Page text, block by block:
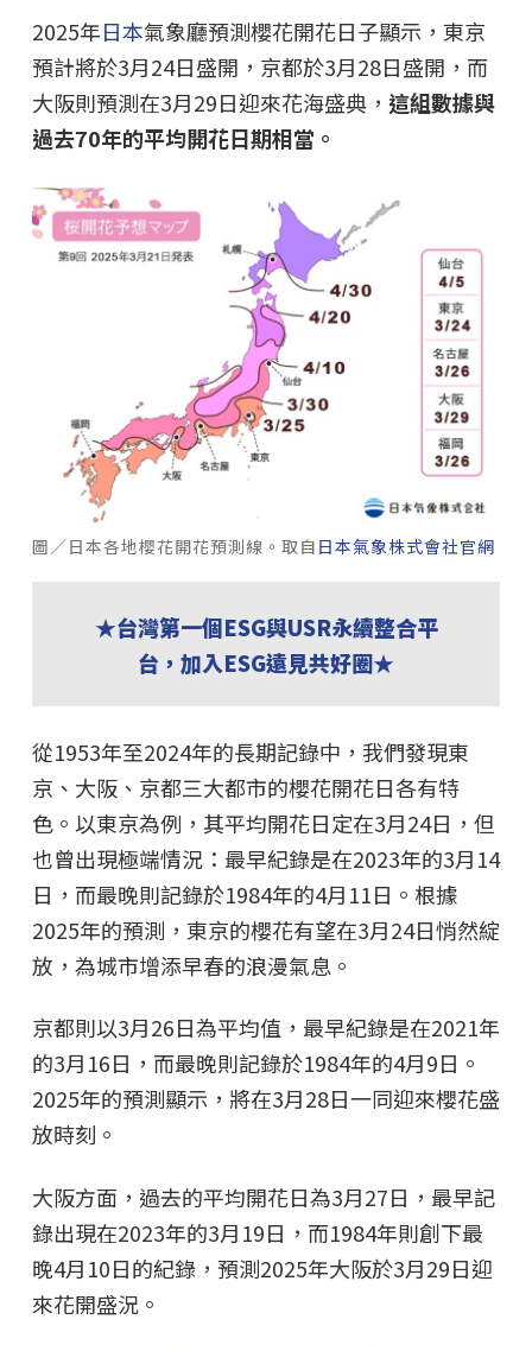
2025年日本氣象廳預測櫻花開花日子顯示，東京
預計將於3月24日盛開，京都於3月28日盛開，而
大阪則預測在3月29日迎來花海盛典， 這組數據與
過去70年的平均開花日期相當。
圖／日本各地櫻花開花預測線。取自 日本氣象株式會社官網
★台灣第一個ESG與USR永續整合平
台，加入ESG遠見共好圈★
從1953年至2024年的長期記錄中，我們發現東
京、大阪、京都三大都市的櫻花開花日各有特
色。以東京為例，其平均開花日定在3月24日，但
也曾出現極端情況：最早紀錄是在2023年的3月14
日，而最晚則記錄於1984年的4月11日。根據
2025年的預測，東京的櫻花有望在3月24日悄然綻
放，為城市增添早春的浪漫氣息。
京都則以3月26日為平均值，最早紀錄是在2021年
的3月16日，而最晚則記錄於1984年的4月9日。
2025年的預測顯示，將在3月28日一同迎來櫻花盛
放時刻。
大阪方面，過去的平均開花日為3月27日，最早記
錄出現在2023年的3月19日，而1984年則創下最
晚4月10日的紀錄，預測2025年大阪於3月29日迎
來花開盛況。